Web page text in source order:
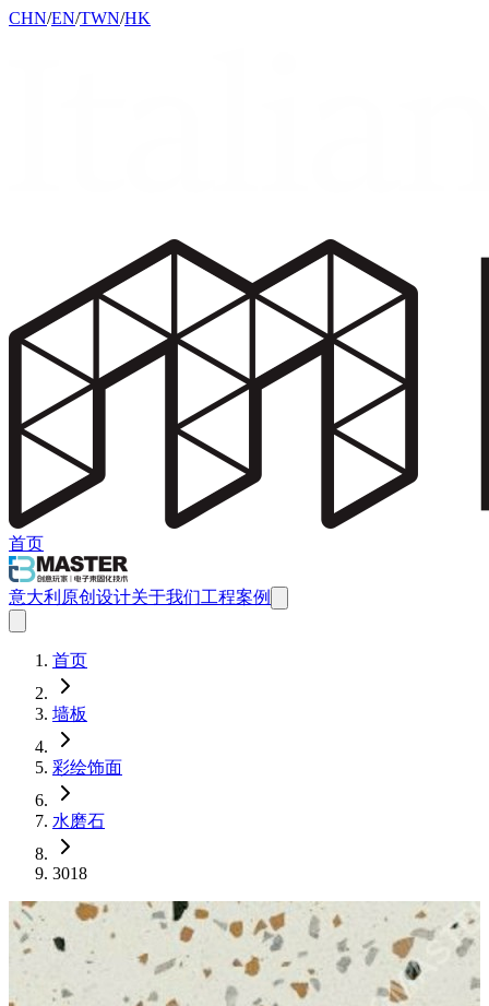
CHN/EN/TWN/HK
首页
意大利原创设计关于我们工程案例
首页
墙板
彩绘饰面
水磨石
3018